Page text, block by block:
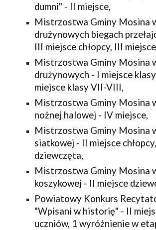
dumni" - II miejsce,
Mistrzostwa Gminy Mosina
drużynowych biegach
III miejsce chłopcy, III
Mistrzostwa Gminy Mosina
drużynowych - I miejsce
miejsce klasy VII-VIII,
Mistrzostwa Gminy Mosina
nożnej halowej - IV miejsce,
Mistrzostwa Gminy Mosina
siatkowej - II miejsce
dziewczęta,
Mistrzostwa Gminy Mosina
koszykowej - II miejsce
Powiatowy Konkurs
"Wpisani w historię" - II
uczniów, 1 wyróżnienie w